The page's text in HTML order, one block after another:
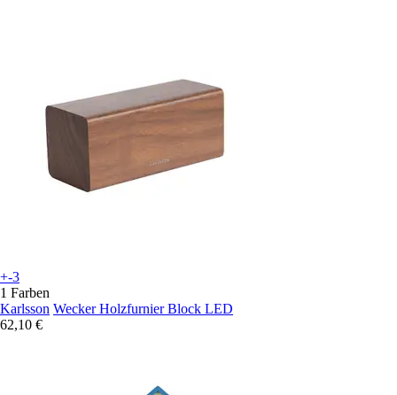
+-3
1 Farben
Karlsson Wecker Holzfurnier Block LED
62,10 €